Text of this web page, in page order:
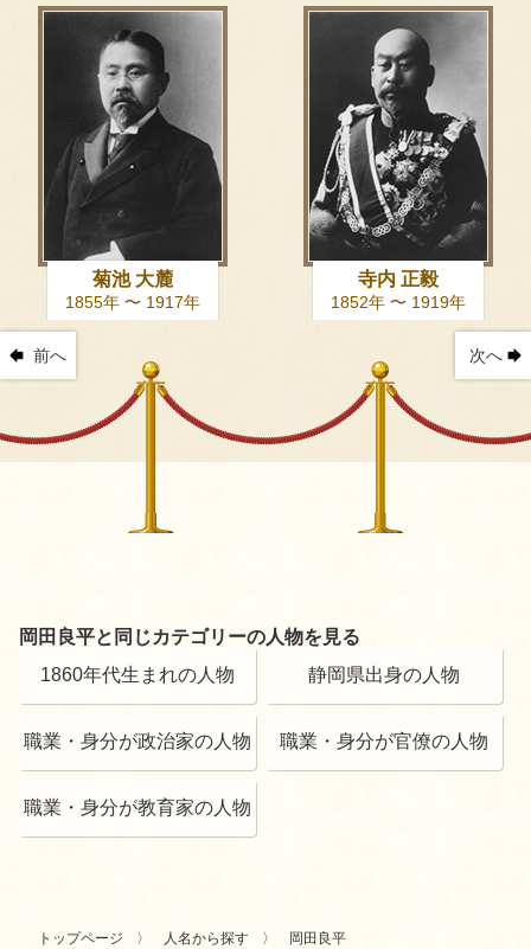
前へ
菊池 大麓
1855年 〜 1917年
寺内 正毅
1852年 〜 1919年
次へ
岡田良平と同じカテゴリーの人物を見る
1860年代生まれの人物
静岡県出身の人物
職業・身分が政治家の人物 職業・身分が官僚の人物
職業・身分が教育家の人物
トップページ 人名から探す 岡田良平